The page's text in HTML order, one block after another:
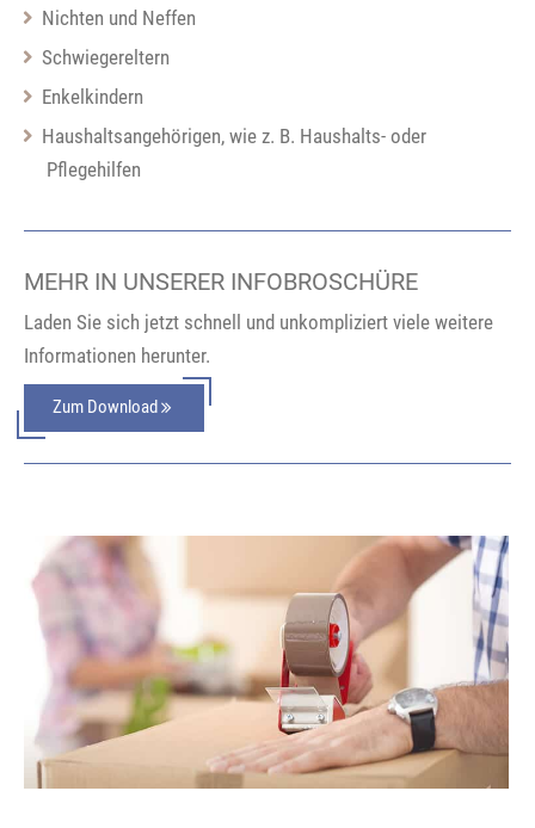
Nichten und Neffen
Schwiegereltern
Enkelkindern
Haushaltsangehörigen, wie z. B. Haushalts- oder
Pflegehilfen
MEHR IN UNSERER INFOBROSCHÜRE
Laden Sie sich jetzt schnell und unkompliziert viele weitere
Informationen herunter.
Zum Download